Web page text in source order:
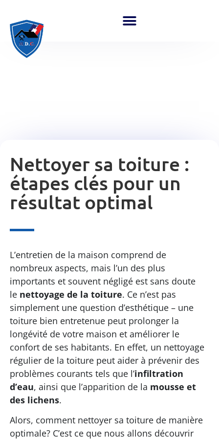
Nettoyer sa toiture :
étapes clés pour un
résultat optimal
L’entretien de la maison comprend de
nombreux aspects, mais l’un des plus
importants et souvent négligé est sans doute
le nettoyage de la toiture. Ce n’est pas
simplement une question d’esthétique – une
toiture bien entretenue peut prolonger la
longévité de votre maison et améliorer le
confort de ses habitants. En effet, un nettoyage
régulier de la toiture peut aider à prévenir des
problèmes courants tels que l’infiltration
d’eau, ainsi que l’apparition de la mousse et
des lichens.
Alors, comment nettoyer sa toiture de manière
optimale? C’est ce que nous allons découvrir